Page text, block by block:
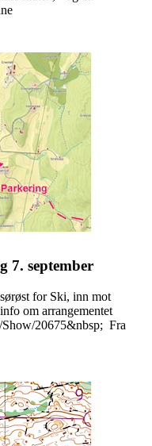
7. september
for Ski, inn mot
om arrangementet
Show/20675&nbsp; Fra